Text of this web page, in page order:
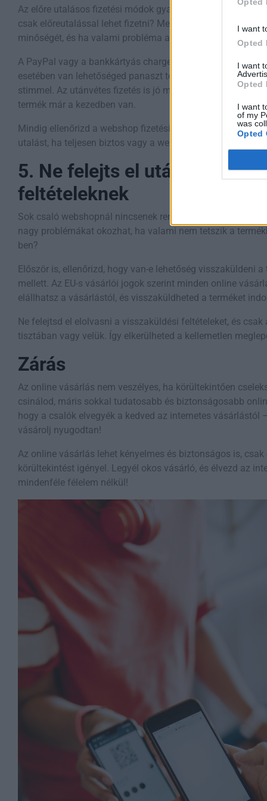
I want
Opted
I want
Opted
I want
of my
was
Opted
Az előre utalásos fizetési módok gyakran jelzik a csaló
csak előreutalással lehet fizetni? Mert ilyenkor nincs
minőségét, és ha valami probléma adódik, nehéz
A PayPal vagy a bankkártyás chargeback lehetősége
esetében van lehetőséged panaszt tenni, és visszaszerezni
stimmel. Az utánvétes fizetés is jó megoldás lehet, mert
termék már a kezedben van.
Mindig ellenőrizd a webshop fizetési lehetőségeit, és csak
utalást, ha teljesen biztos vagy a webáruház hitelességében.
5. Ne felejts el utánanézni a
feltételeknek
Sok csaló webshopnál nincsenek rendesen szabályozva a
nagy problémákat okozhat, ha valami nem tetszik a
ben?
Először is, ellenőrizd, hogy van-e lehetőség visszaküldeni
mellett. Az EU-s vásárlói jogok szerint minden online
elállhatsz a vásárlástól, és visszaküldheted a terméket
Ne felejtsd el elolvasni a visszaküldési feltételeket, és csak
tisztában vagy velük. Így elkerülheted a kellemetlen
Zárás
Az online vásárlás nem veszélyes, ha körültekintően
csinálod, máris sokkal tudatosabb és biztonságosabb
hogy a csalók elvegyék a kedved az internetes vásárlástól
vásárolj nyugodtan!
Az online vásárlás lehet kényelmes és biztonságos is,
körültekintést igényel. Legyél okos vásárló, és élvezd az
mindenféle félelem nélkül!